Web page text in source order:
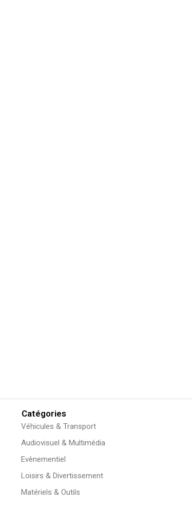
Catégories
Véhicules & Transport
Audiovisuel & Multimédia
Evènementiel
Loisirs & Divertissement
Matériels & Outils